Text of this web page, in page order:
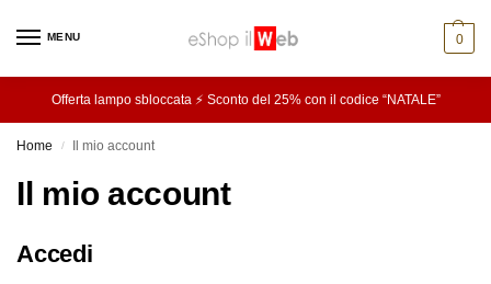
MENU 0
Offerta lampo sbloccata ⚡ Sconto del 25% con il codice “NATALE”
Home / Il mio account
Il mio account
Accedi